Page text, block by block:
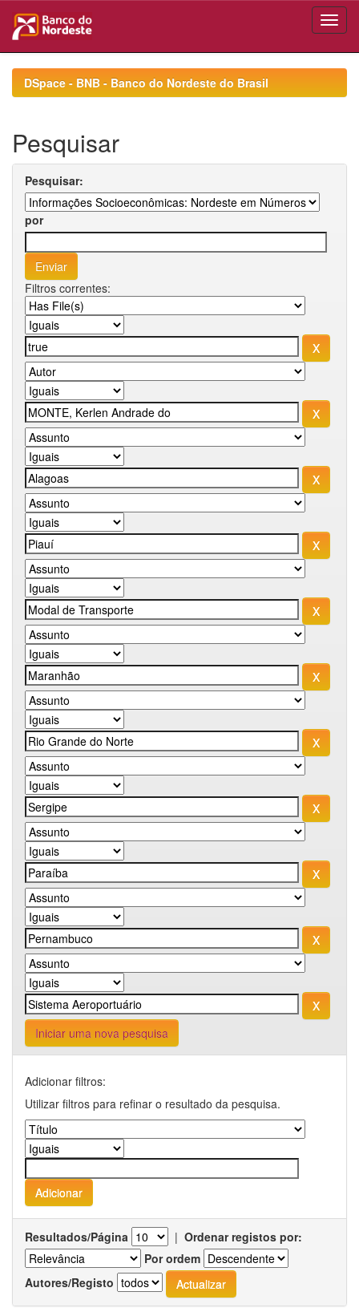
navigationDSpace - BNB - Banco do Nordeste do Brasil
Pesquisar
Pesquisar:
por
Filtros correntes:
Iniciar uma nova pesquisa
Adicionar filtros:
Utilizar filtros para refinar o resultado da pesquisa.
Resultados/Página | Ordenar registos por:
Por ordem
Autores/Registo